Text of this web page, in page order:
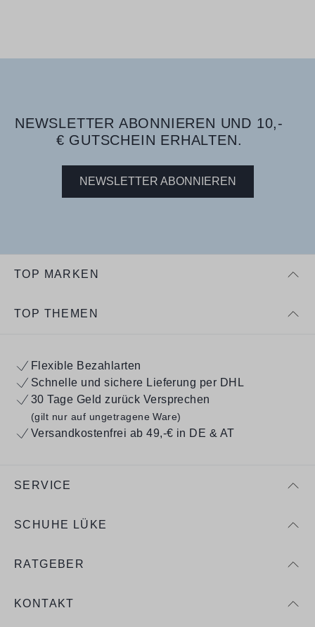
NEWSLETTER ABONNIEREN UND 10,-
€ GUTSCHEIN ERHALTEN.
NEWSLETTER ABONNIEREN
TOP MARKEN
TOP THEMEN
Flexible Bezahlarten
Schnelle und sichere Lieferung per DHL
30 Tage Geld zurück Versprechen
(gilt nur auf ungetragene Ware)
Versandkostenfrei ab 49,-€ in DE & AT
SERVICE
SCHUHE LÜKE
RATGEBER
KONTAKT